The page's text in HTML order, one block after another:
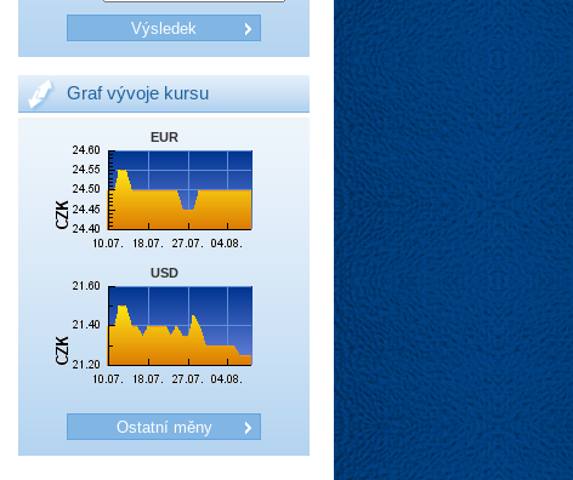
Graf vývoje kursu
EUR
USD